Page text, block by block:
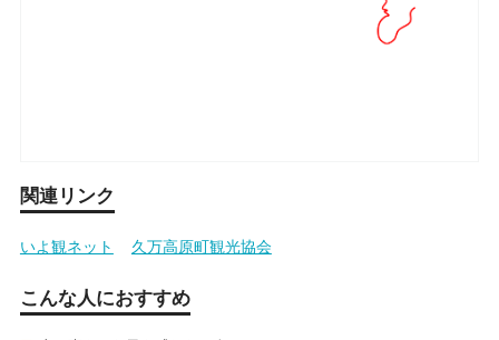
関連リンク
いよ観ネット 久万高原町観光協会
こんな人におすすめ